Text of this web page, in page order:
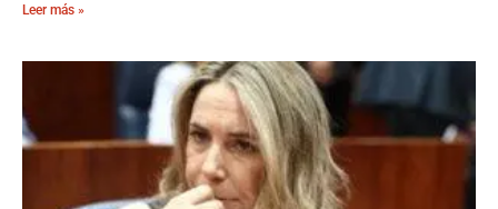
Leer más »